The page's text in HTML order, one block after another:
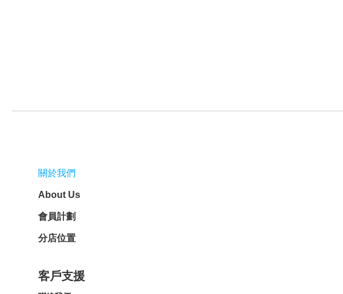
關於我們
About Us
會員計劃
分店位置
客戶支援